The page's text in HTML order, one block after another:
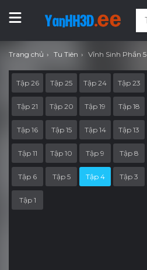
Trang chủ Tu Tiên Vĩnh Sinh Phần 5
Tập 26 Tập 25 Tập 24 Tập 23
Tập 21 Tập 20 Tập 19 Tập 18
Tập 16 Tập 15 Tập 14 Tập 13
Tập 11 Tập 10 Tập 9 Tập 8
Tập 6 Tập 5 Tập 4 Tập 3
Tập 1